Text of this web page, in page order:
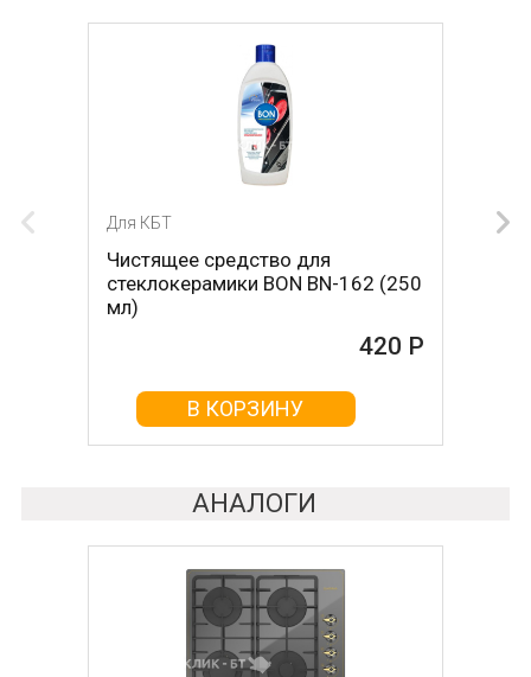
Для КБТ
Чистящее средство для
стеклокерамики BON BN-162 (250
мл)
420 Р
В КОРЗИНУ
Для КБТ
Скребок для ухода за
стеклокерамикой BON BN-603
В КОРЗИНУ
АНАЛОГИ